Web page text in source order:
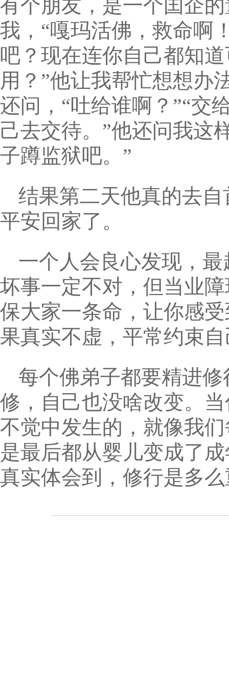
有个朋友，是一个囯企
我，“嘎玛活佛，救命啊
吧？现在连你自己都知
用？”他让我帮忙想想办
还问，“吐给谁啊？”“交
己去交待。”他还问我这
子蹲监狱吧。”
结果第二天他真的去
平安回家了。
一个人会良心发现，
坏事一定不对，但当业
保大家一条命，让你感
果真实不虚，平常约束
每个佛弟子都要精进
修，自己也没啥改变。
不觉中发生的，就像我
是最后都从婴儿变成了
真实体会到，修行是多